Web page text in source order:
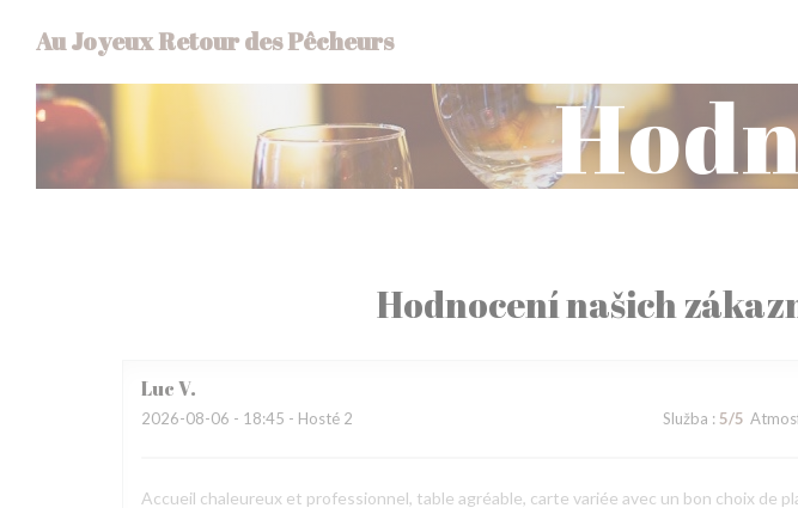
Au Joyeux Retour des Pêcheurs
Hodnocení našich
LucV
2026-08-06 - 18:45 - Hosté 2 Služba : 5/5
Accueil chaleureux et professionnel, table agréable, carte variée avec un bon choix de